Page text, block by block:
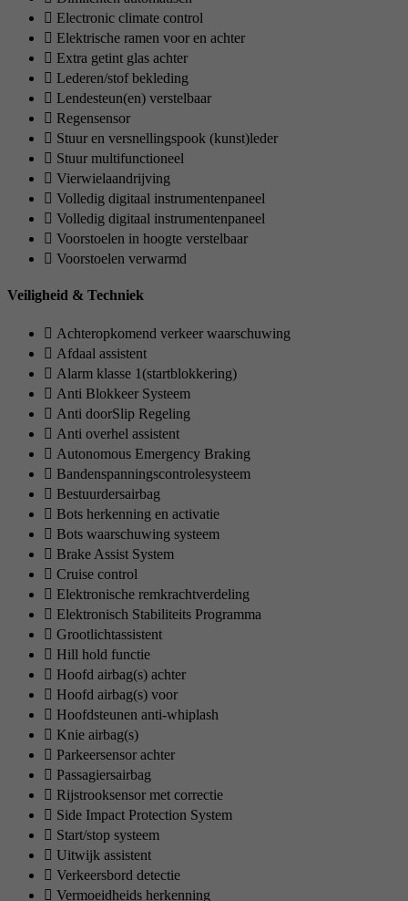
Electronic climate control
Elektrische ramen voor en achter
Extra getint glas achter
Lederen/stof bekleding
Lendesteun(en) verstelbaar
Regensensor
Stuur en versnellingspook (kunst)leder
Stuur multifunctioneel
Vierwielaandrijving
Volledig digitaal instrumentenpaneel
Volledig digitaal instrumentenpaneel
Voorstoelen in hoogte verstelbaar
Voorstoelen verwarmd
Veiligheid & Techniek
Achteropkomend verkeer waarschuwing
Afdaal assistent
Alarm klasse 1(startblokkering)
Anti Blokkeer Systeem
Anti doorSlip Regeling
Anti overhel assistent
Autonomous Emergency Braking
Bandenspanningscontrolesysteem
Bestuurdersairbag
Bots herkenning en activatie
Bots waarschuwing systeem
Brake Assist System
Cruise control
Elektronische remkrachtverdeling
Elektronisch Stabiliteits Programma
Grootlichtassistent
Hill hold functie
Hoofd airbag(s) achter
Hoofd airbag(s) voor
Hoofdsteunen anti-whiplash
Knie airbag(s)
Parkeersensor achter
Passagiersairbag
Rijstrooksensor met correctie
Side Impact Protection System
Start/stop systeem
Uitwijk assistent
Verkeersbord detectie
Vermoeidheids herkenning